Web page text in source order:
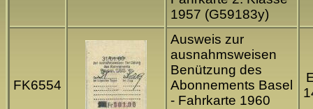
1957 (G59183y)
FK6554
Ausweis zur
ausnahmsweisen
Benützung des
Abonnements Basel
- Fahrkarte 1960